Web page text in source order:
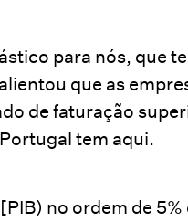
para nós, que
que as
de faturação
tem aqui.
no ordem de